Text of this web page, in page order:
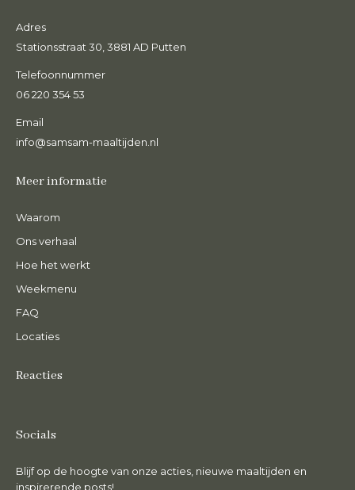
Adres
Stationsstraat 30, 3881 AD Putten
Telefoonnummer
06 220 354 53
Email
info@samsam-maaltijden.nl
Meer informatie
Waarom
Ons verhaal
Hoe het werkt
Weekmenu
FAQ
Locaties
Reacties
Socials
Blijf op de hoogte van onze acties, nieuwe maaltijden en
inspirerende posts!